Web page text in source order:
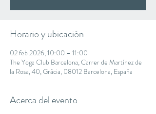
Horario y ubicación
02 feb 2026, 10:00 – 11:00
The Yoga Club Barcelona, Carrer de Martínez de
la Rosa, 40, Gràcia, 08012 Barcelona, España
Acerca del evento